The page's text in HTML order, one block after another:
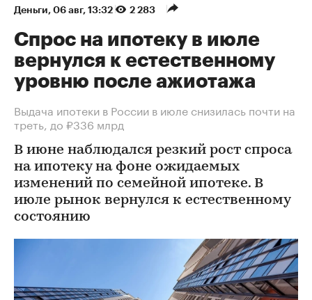
Деньги 06 авг, 13:32 2 283
Спрос на ипотеку в июле
вернулся к естественному
уровню после ажиотажа
Выдача ипотеки в России в июле снизилась почти на
треть, до ₽336 млрд
В июне наблюдался резкий рост спроса
на ипотеку на фоне ожидаемых
изменений по семейной ипотеке. В
июле рынок вернулся к естественному
состоянию